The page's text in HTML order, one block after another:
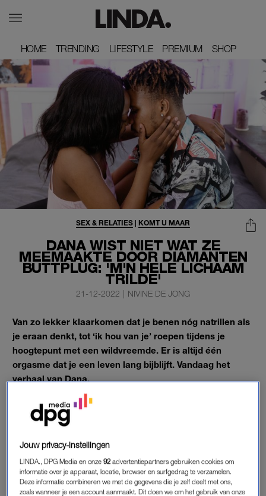
HOME
HOME TRENDING
TRENDING LIFESTYLE
LIFESTYLE PREMIUM
PREMIUM SHOP
SHOP
DANA WIST NIET WAT ZE
MEEMAAKTE DOOR DIAMANTEN
BUTTPLUG: 'M'N HELE LICHAAM
TRILDE'
SEX & RELATIES | KOMT U MAAR
21-12-2022 | NIVINE DE JONG
Van zo lekker klaarkomen dat je benen nóg natrillen als
je eraan denkt, tot ‘ik hou van je’ roepen tijdens je
hoogtepunt met een wildvreemde. Er is altijd één
orgasme dat je een leven lang bijblijft. Vandaag het
verhaal van Dana.
In de rubriek ‘Komt u maar’ doen onze lezers een boekje open
over een van hun meest memorabele climaxen. Goed én
buttplug uitprobeerde.
Met wie?
Echtgenoot
Jouw privacy-instellingen
LINDA., DPG Media en onze92 advertentiepartners gebruiken cookies om
informatie over je apparaat, locatie, browser en surfgedrag te verzamelen.
Deze informatie combineren we met de gegevens die je zelf deelt met ons,
zoals wanneer je een account aanmaakt. Dit doen we om het gebruik van onze